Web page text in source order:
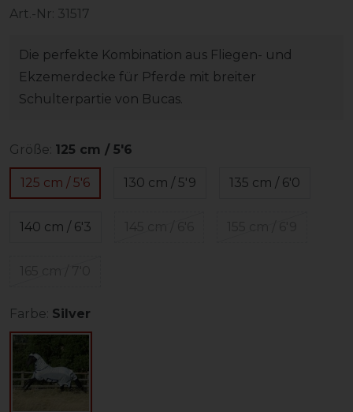
Art.-Nr: 31517
Die perfekte Kombination aus Fliegen- und
Ekzemerdecke für Pferde mit breiter
Schulterpartie von Bucas.
Größe: 125 cm / 5'6
125 cm / 5'6 130 cm / 5'9 135 cm / 6'0
140 cm / 6'3
Farbe: Silver